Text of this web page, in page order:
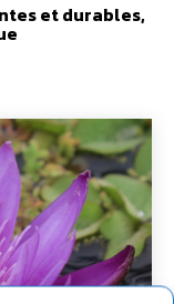
et durables,